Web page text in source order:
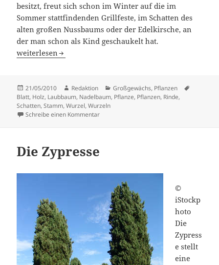
besitzt, freut sich schon im Winter auf die im
Sommer stattfindenden Grillfeste, im Schatten des
alten großen Nussbaums oder der Edelkirsche, an
der man schon als Kind geschaukelt hat.
Bäume
weiterlesen
Veröffentlicht
am
21/05/2010 Autor
Redaktion Kategorien
Großgewächs, Pflanzen
Blatt, Holz, Laubbaum, Nadelbaum, Pflanze, Pflanzen, Rinde,
Schatten,Stamm,Wurzel,Wurzeln
Schreibe einen Kommentarzu Bäume
Die Zypresse
©
iStockp
hoto
Die
Zypress
e stellt
eine